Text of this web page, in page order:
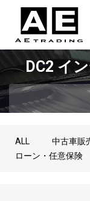
DC2 イ
ALL 中古車販
ローン・任意保険